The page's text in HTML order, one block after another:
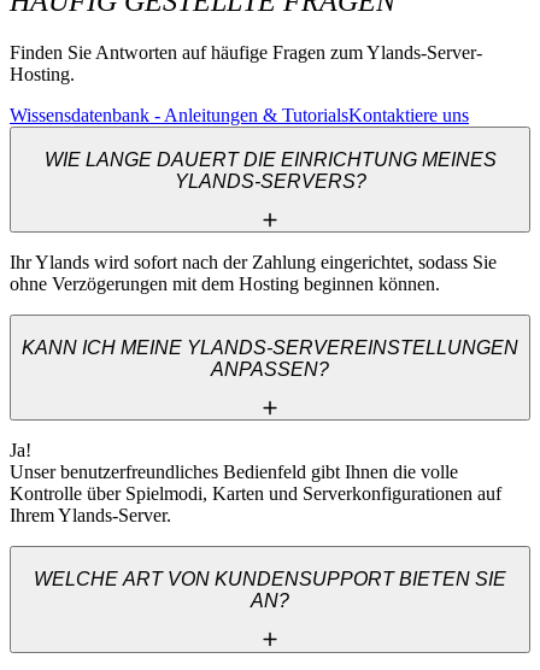
Finden Sie Antworten auf häufige Fragen zum Ylands-Server-
Hosting.
Wissensdatenbank - Anleitungen & TutorialsKontaktiere uns
WIE LANGE DAUERT DIE EINRICHTUNG MEINES
YLANDS-SERVERS?
Ihr Ylands wird sofort nach der Zahlung eingerichtet, sodass Sie
ohne Verzögerungen mit dem Hosting beginnen können.
KANN ICH MEINE YLANDS-SERVEREINSTELLUNGEN
ANPASSEN?
Ja!
Unser benutzerfreundliches Bedienfeld gibt Ihnen die volle
Kontrolle über Spielmodi, Karten und Serverkonfigurationen auf
Ihrem Ylands-Server.
WELCHE ART VON KUNDENSUPPORT BIETEN SIE
AN?